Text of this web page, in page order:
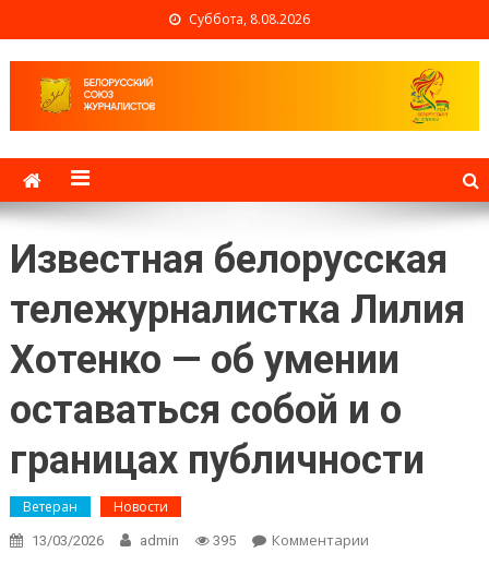
Суббота, 8.08.2026
Белорусский союз
журналистов
Известная белорусская
тележурналистка Лилия
Хотенко — об умении
оставаться собой и о
границах публичности
Ветеран Новости
13/03/2026 admin 395 Комментарии